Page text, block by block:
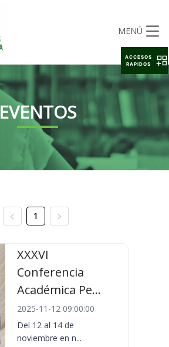
MENÚ
EVENTOS
1
XXXVI
Conferencia
Académica Pe...
2025-11-12 09:00:00
Del 12 al 14 de
noviembre en n...
ACCESOS
RAPIDOS